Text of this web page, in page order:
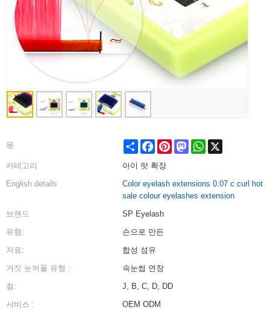
몫 Share FacebookPinterestMastodonWhatsApp
카테고리
아이 랏 확장
English details
Color eyelash extensions 0.07 c curl hot
sale colour eyelashes extension
브랜드
SP Eyelash
유형:
손으로 만든
자료:
합성 섬유
거짓 눈꺼풀 유형 :
속눈썹 연장
컬:
J, B, C, D, DD
서비스 :
OEM ODM